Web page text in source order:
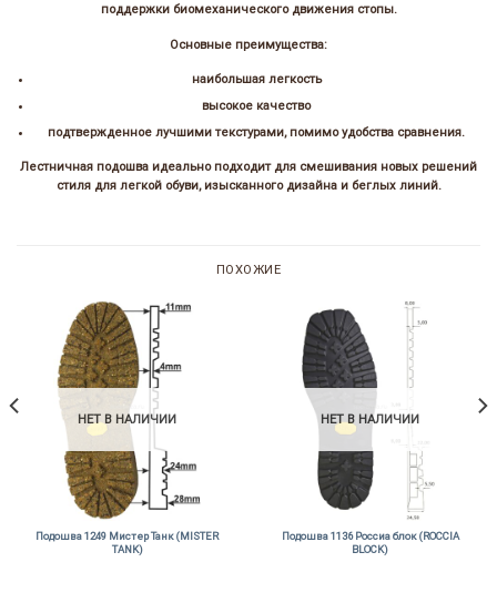
поддержки биомеханического движения стопы.
Основные преимущества:
наибольшая легкость
высокое качество
подтвержденное лучшими текстурами, помимо удобства сравнения.
Лестничная подошва идеально подходит для смешивания новых решений
стиля для легкой обуви, изысканного дизайна и беглых линий.
ПОХОЖИЕ
НЕТ В НАЛИЧИИ
Подошва 1249 Мистер Танк (MISTER
TANK)
НЕТ В НАЛИЧИИ
Подошва 1136 Россиа блок (ROCCIA
BLOCK)